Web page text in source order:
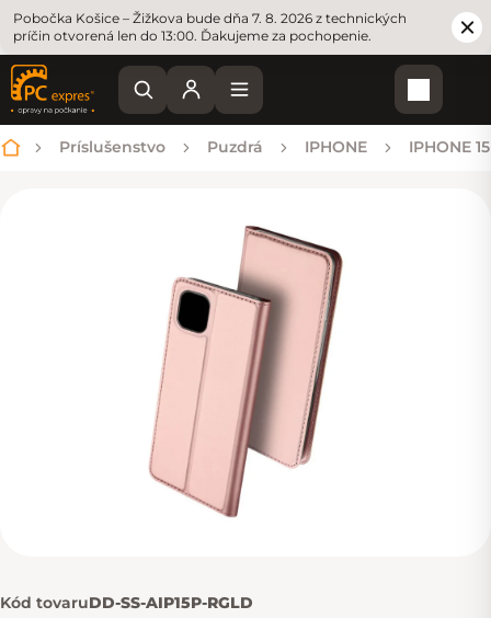
Pobočka Košice – Žižkova bude dňa 7. 8. 2026 z technických
príčin otvorená len do 13:00. Ďakujeme za pochopenie.
Domov
Príslušenstvo Puzdrá IPHONE IPHONE
Kód tovaruDD-SS-AIP15P-RGLD